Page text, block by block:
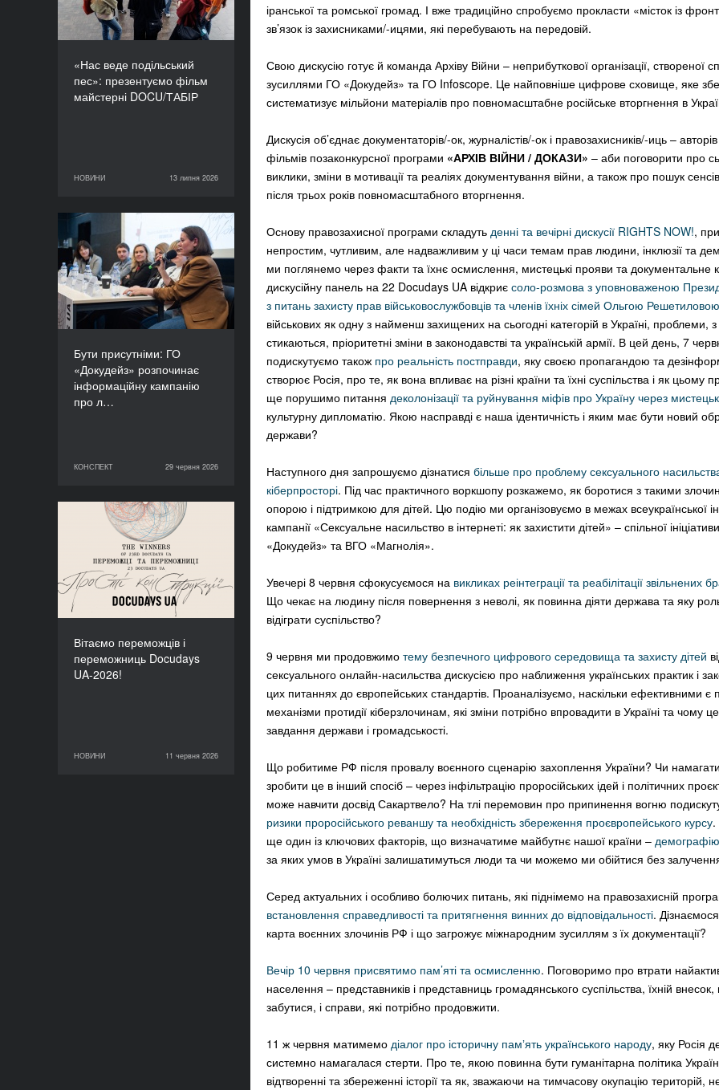
іранської та ромської громад. І вже традиційно спробуємо прокласти «місток із
зв’язок із захисниками/-ицями, які перебувають на передовій.
Свою дискусію готує й команда Архіву Війни – неприбуткової організації, створеної
зусиллями ГО «Докудейз» та ГО Infoscope. Це найповніше цифрове сховище, яке
систематизує мільйони матеріалів про повномасштабне російське вторгнення в
Дискусія об’єднає документаторів/-ок, журналістів/-ок і правозахисників/-иць –
фільмів позаконкурсної програми «АРХІВ ВІЙНИ / ДОКАЗИ» – аби поговорити про
виклики, зміни в мотивації та реаліях документування війни, а також про пошук
після трьох років повномасштабного вторгнення.
Основу правозахисної програми складуть денні та вечірні дискусії RIGHTS NOW!,
непростим, чутливим, але надважливим у ці часи темам прав людини, інклюзії та
ми поглянемо через факти та їхнє осмислення, мистецькі прояви та документальне
дискусійну панель на 22 Docudays UA відкриє соло-розмова з уповноваженою
з питань захисту прав військовослужбовців та членів їхніх сімей Ольгою Решетиловою
військових як одну з найменш захищених на сьогодні категорій в Україні, проблеми,
стикаються, пріоритетні зміни в законодавстві та українській армії. В цей день, 7
подискутуємо також про реальність постправди, яку своєю пропагандою та
створює Росія, про те, як вона впливає на різні країни та їхні суспільства і як цьому
ще порушимо питання деколонізації та руйнування міфів про Україну через
культурну дипломатію. Якою насправді є наша ідентичність і яким має бути новий
держави?
Наступного дня запрошуємо дізнатися більше про проблему сексуального
кіберпросторі. Під час практичного воркшопу розкажемо, як боротися з такими
опорою і підтримкою для дітей. Цю подію ми організовуємо в межах всеукраїнської
кампанії «Сексуальне насильство в інтернеті: як захистити дітей» – спільної
«Докудейз» та ВГО «Магнолія».
Увечері 8 червня сфокусуємося на викликах реінтеграції та реабілітації звільнених
Що чекає на людину після повернення з неволі, як повинна діяти держава та яку
відіграти суспільство?
9 червня ми продовжимо тему безпечного цифрового середовища та захисту дітей
сексуального онлайн-насильства дискусією про наближення українських практик і
цих питаннях до європейських стандартів. Проаналізуємо, наскільки ефективними є
механізми протидії кіберзлочинам, які зміни потрібно впровадити в Україні та чому
завдання держави і громадськості.
Що робитиме РФ після провалу воєнного сценарію захоплення України? Чи
зробити це в інший спосіб – через інфільтрацію проросійських ідей і політичних
може навчити досвід Сакартвело? На тлі перемовин про припинення вогню
ризики проросійського реваншу та необхідність збереження проєвропейського курсу.
ще один із ключових факторів, що визначатиме майбутнє нашої країни – демографію
за яких умов в Україні залишатимуться люди та чи можемо ми обійтися без залучення
Серед актуальних і особливо болючих питань, які піднімемо на правозахисній
встановлення справедливості та притягнення винних до відповідальності.
карта воєнних злочинів РФ і що загрожує міжнародним зусиллям з їх документації?
Вечір 10 червня присвятимо пам’яті та осмисленню. Поговоримо про втрати
населення – представників і представниць громадянського суспільства, їхній
забутися, і справи, які потрібно продовжити.
11 ж червня матимемо діалог про історичну памʼять українського народу, яку Росія
системно намагалася стерти. Про те, якою повинна бути гуманітарна політика
відтворенні та збереженні історії та як, зважаючи на тимчасову окупацію територій,
«Нас веде подільський
пес»: презентуємо фільм
майстерні DOCU/ТАБІР
НОВИНИ 13 липня 2026
НОВИНИ
13 липня 2026
Бути присутніми: ГО
«Докудейз» розпочинає
інформаційну кампанію
про л…
КОНСПЕКТ 29 червня 2026
Бути присутніми: ГО
«Докудейз» розпочинає
інформаційну кампанію
про людей в окупації
КОНСПЕКТ
29 червня 2026
Вітаємо переможців і
переможниць Docudays
UA-2026!
НОВИНИ 11 червня 2026
Вітаємо переможців і
переможниць Docudays
UA-2026!
НОВИНИ
11 червня 2026